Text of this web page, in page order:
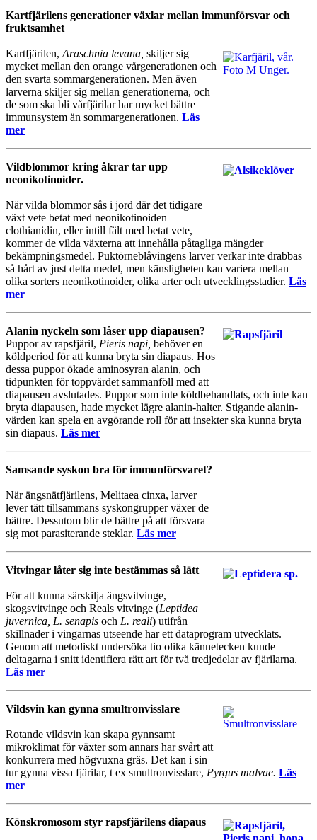
Kartfjärilens generationer växlar mellan immunförsvar och
fruktsamhet
Kartfjärilen, Araschnia levana, skiljer sig
mycket mellan den orange vårgenerationen och
den svarta sommargenerationen. Men även
larverna skiljer sig mellan generationerna, och
de som ska bli vårfjärilar har mycket bättre
immunsystem än sommargenerationen. Läs
mer
Vildblommor kring åkrar tar upp
neonikotinoider.
När vilda blommor sås i jord där det tidigare
växt vete betat med neonikotinoiden
clothianidin, eller intill fält med betat vete,
kommer de vilda växterna att innehålla påtagliga mängder
bekämpningsmedel. Puktörneblåvingens larver verkar inte drabbas
så hårt av just detta medel, men känsligheten kan variera mellan
olika sorters neonikotinoider, olika arter och utvecklingsstadier. Läs
mer
Alanin nyckeln som låser upp diapausen?
Puppor av rapsfjäril, Pieris napi, behöver en
köldperiod för att kunna bryta sin diapaus. Hos
dessa puppor ökade aminosyran alanin, och
tidpunkten för toppvärdet sammanföll med att
diapausen avslutades. Puppor som inte köldbehandlats, och inte kan
bryta diapausen, hade mycket lägre alanin-halter. Stigande alanin-
värden kan spela en avgörande roll för att insekter ska kunna bryta
sin diapaus. Läs mer
Samsande syskon bra för immunförsvaret?
När ängsnätfjärilens, Melitaea cinxa, larver
lever tätt tillsammans syskongrupper växer de
bättre. Dessutom blir de bättre på att försvara
sig mot parasiterande steklar. Läs mer
Vitvingar låter sig inte bestämmas så lätt
För att kunna särskilja ängsvitvinge,
skogsvitvinge och Reals vitvinge (Leptidea
juvernica, L. senapis och L. reali) utifrån
skillnader i vingarnas utseende har ett dataprogram utvecklats.
Genom att metodiskt undersöka tio olika kännetecken kunde
deltagarna i snitt identifiera rätt art för två tredjedelar av fjärilarna.
Läs mer
Vildsvin kan gynna smultronvisslare
Rotande vildsvin kan skapa gynnsamt
mikroklimat för växter som annars har svårt att
konkurrera med högvuxna gräs. Det kan i sin
tur gynna vissa fjärilar, t ex smultronvisslare, Pyrgus malvae. Läs
mer
Könskromosom styr rapsfjärilens diapaus